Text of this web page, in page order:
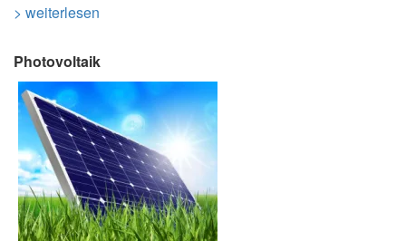
> weiterlesen
Photovoltaik